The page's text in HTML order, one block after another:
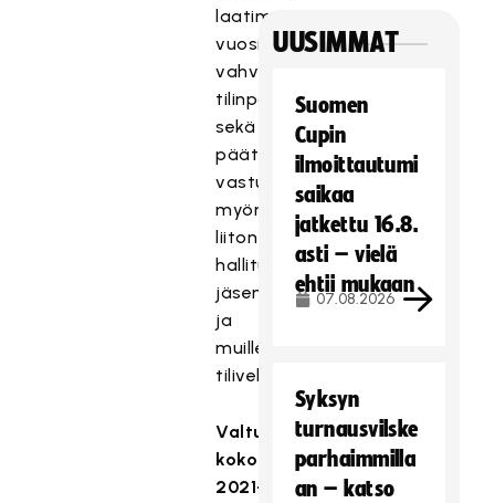
laatiman
vuosikertomuksen,
vahvistaa
tilinpäätöksen
sekä
päättää
vastuuvapauden
myöntämisestä
liiton
hallituksen
jäsenille
ja
muille
tilivelvollisille.
Valtuuston
kokoonpano
2021-
UUSIMMAT
Suomen
Cupin
ilmoittautumi
saikaa
jatkettu 16.8.
asti – vielä
ehtii mukaan
07.08.2026
Syksyn
turnausvilske
parhaimmilla
an – katso